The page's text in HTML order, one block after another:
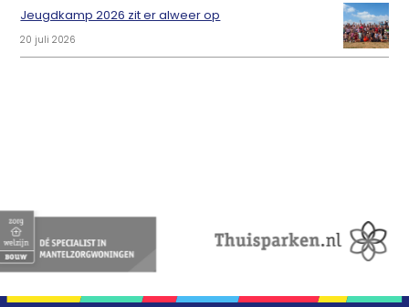
Jeugdkamp 2026 zit er alweer op
20 juli 2026